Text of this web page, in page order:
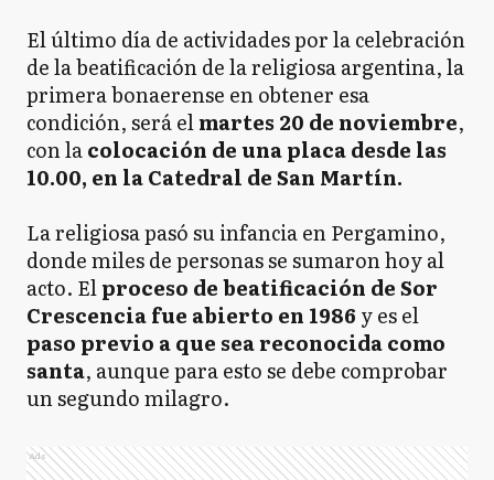
El último día de actividades por la celebración
de la beatificación de la religiosa argentina, la
primera bonaerense en obtener esa
condición, será elmartes 20 de noviembre,
con lacolocación de una placa desde las
10.00, en la Catedral de San Martín.
La religiosa pasó su infancia en Pergamino,
donde miles de personas se sumaron hoy al
acto. Elproceso de beatificación de Sor
Crescencia fue abierto en 1986 y es el
paso previo a que sea reconocida como
santa, aunque para esto se debe comprobar
un segundo milagro.
Ads